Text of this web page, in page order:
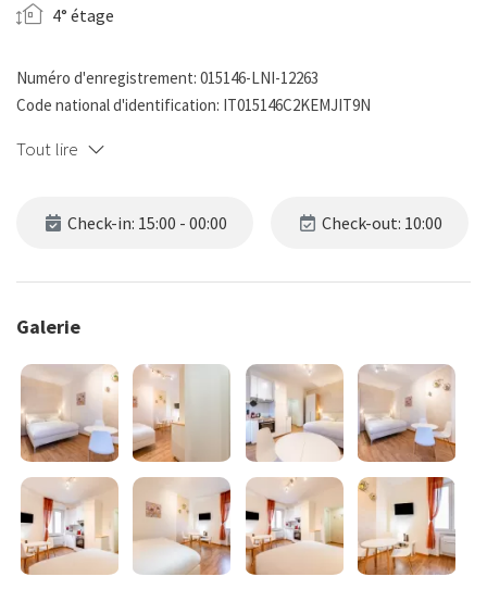
4° étage
Numéro d'enregistrement: 015146-LNI-12263
Code national d'identification: IT015146C2KEMJIT9N
Tout lire
Check-in: 15:00 - 00:00 Check-out: 10:00
Galerie